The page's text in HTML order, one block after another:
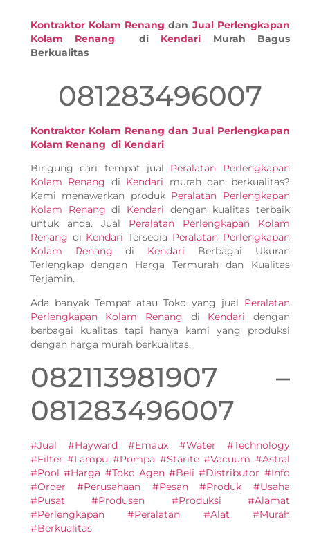
Kontraktor Kolam Renang dan Jual Perlengkapan
Kolam Renang
di Kendari
Murah Bagus
Berkualitas
081283496007
Kontraktor Kolam Renang dan Jual Perlengkapan
Kolam Renang di Kendari
Bingung cari tempat jual Peralatan Perlengkapan
Kolam Renang di Kendari murah dan berkualitas?
Kami menawarkan produk Peralatan Perlengkapan
Kolam Renang di Kendari dengan kualitas terbaik
untuk anda. Jual Peralatan Perlengkapan Kolam
Renang di Kendari Tersedia Peralatan Perlengkapan
Kolam Renang di Kendari Berbagai Ukuran
Terlengkap dengan Harga Termurah dan Kualitas
Terjamin.
Ada banyak Tempat atau Toko yang jual Peralatan
Perlengkapan Kolam Renang di Kendari dengan
berbagai kualitas tapi hanya kami yang produksi
dengan harga murah berkualitas.
082113981907 –
081283496007
#Jual #Hayward #Emaux #Water #Technology
#Filter #Lampu #Pompa #Starite #Vacuum #Astral
#Pool #Harga #Toko Agen #Beli #Distributor #Info
#Order #Perusahaan #Pesan #Produk #Usaha
#Pusat #Produsen #Produksi #Alamat
#Perlengkapan #Peralatan #Alat #Murah
#Berkualitas